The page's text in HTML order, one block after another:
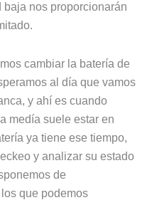
baja nos proporcionarán
cambiar la batería de
al día que vamos
y ahí es cuando
medía suele estar en
ya tiene ese tiempo,
y analizar su estado
de
que podemos